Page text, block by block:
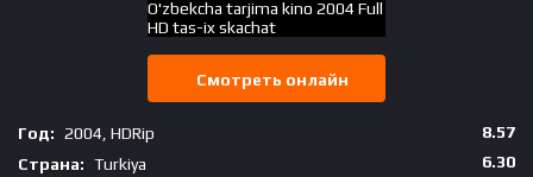
Смотреть онлайн
8.57
6.30
Год: 2004, HDRip
Страна: Turkiya